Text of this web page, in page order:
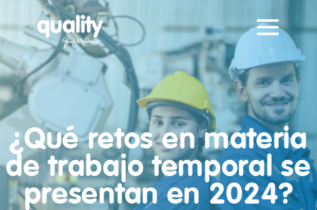
¿Qué retos en materia
de trabajo temporal se
presentan en 2024?